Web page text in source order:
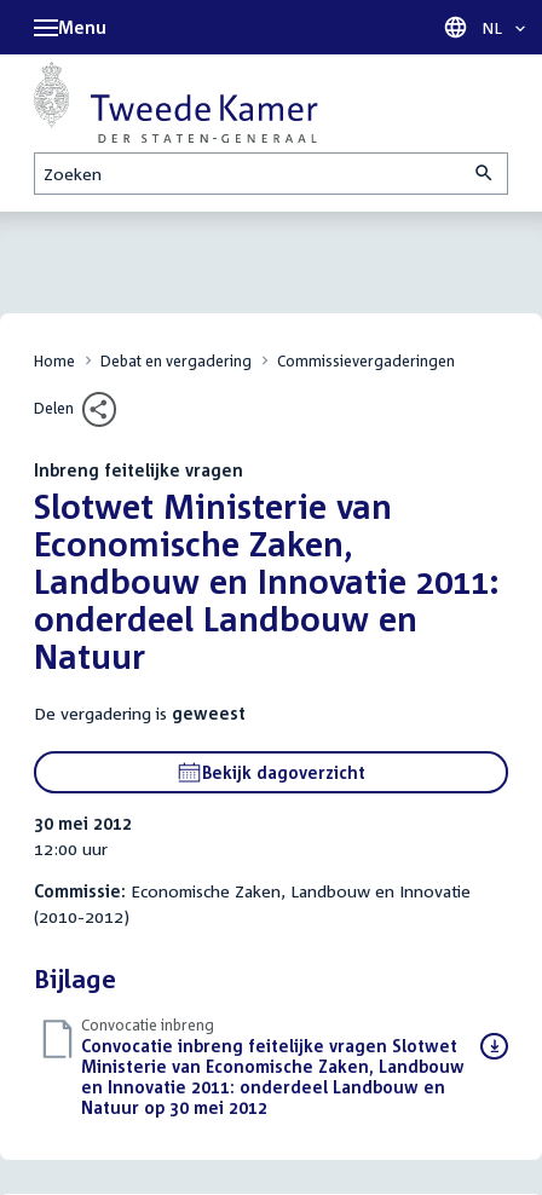
Zoeken
Menu Taal
NL
Home Debat en vergadering Commissievergaderingen
Delen
Inbreng feitelijke vragen
:Slotwet Ministerie van
Economische Zaken,
Landbouw en Innovatie 2011:
onderdeel Landbouw en
Natuur
De vergadering is geweest
Bekijk dagoverzicht
30 mei 2012
12:00 uur
Commissie: Economische Zaken, Landbouw en Innovatie
(2010-2012)
Bijlage
Convocatie inbreng
Download
bestand:
Convocatie inbreng feitelijke vragen Slotwet
Ministerie van Economische Zaken, Landbouw
en Innovatie 2011: onderdeel Landbouw en
Natuur op 30 mei 2012